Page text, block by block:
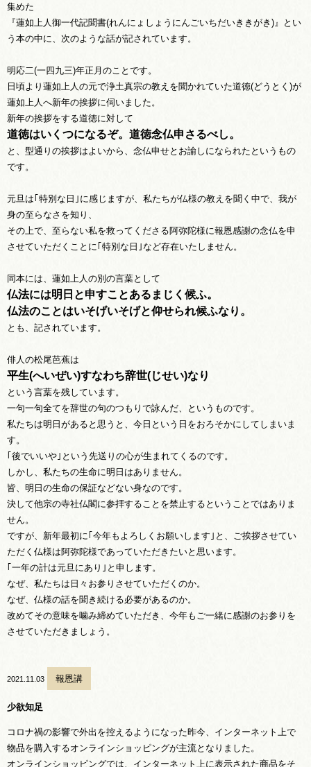
集めた
『蓮如上人御一代記聞書(れんにょしょうにんごいちだいききがき)』とい
う本の中に、次のような話が記されています。
明応二(一四九三)年正月のことです。
日頃より蓮如上人の元で浄土真宗の教えを聞かれていた道徳(どうとく)が
蓮如上人へ新年の挨拶に伺いました。
新年の挨拶をする道徳に対して
道徳はいくつになるぞ。道徳念仏申さるべし。
と、型通りの挨拶はよいから、念仏申せとお諭しになられたというもの
です。
元旦は｢特別な日｣に感じますが、私たちが仏様の教えを聞く中で、我が
身の至らなさを知り、
その上で、至らない私を救ってくださる阿弥陀様に報恩感謝の念仏を申
させていただくことに｢特別な日｣など存在いたしません。
同本には、蓮如上人の別の言葉として
仏法には明日と申すことあるまじく候ふ。
仏法のことはいそげいそげと仰せられ候ふなり。
とも、記されています。
俳人の松尾芭蕉は
平生(へいぜい)すなわち辞世(じせい)なり
という言葉を残しています。
一句一句全てを辞世の句のつもりで詠んだ、というものです。
私たちは明日があると思うと、今日という日をおろそかにしてしまいま
す。
｢後でいいや｣という先送りの心が生まれてくるのです。
しかし、私たちの生命に明日はありません。
皆、明日の生命の保証などない身なのです。
決して他宗の寺社仏閣に参拝することを禁止するということではありま
せん。
ですが、新年最初に｢今年もよろしくお願いします｣と、ご挨拶させてい
ただく仏様は阿弥陀様であっていただきたいと思います。
｢一年の計は元旦にあり｣と申します。
なぜ、私たちは日々お参りさせていただくのか。
なぜ、仏様の話を聞き続ける必要があるのか。
改めてその意味を噛み締めていただき、今年もご一緒に感謝のお参りを
させていただきましょう。
2021.11.03 報恩講
少欲知足
コロナ禍の影響で外出を控えるようになった昨今、インターネット上で
物品を購入するオンラインショッピングが主流となりました。
オンラインショッピングでは、インターネット上に表示された商品をそ